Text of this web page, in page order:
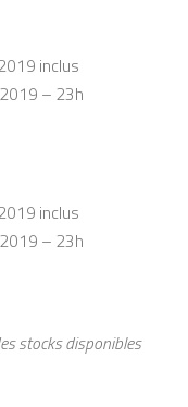
inclus
– 23h
inclus
– 23h
stocks disponibles